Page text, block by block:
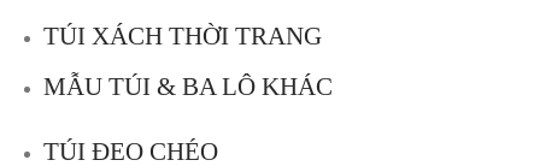
TÚI XÁCH THỜI TRANG
MẪU TÚI & BA LÔ KHÁC
TÚI ĐEO CHÉO